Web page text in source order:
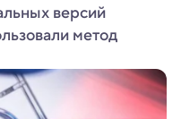
версий
метод